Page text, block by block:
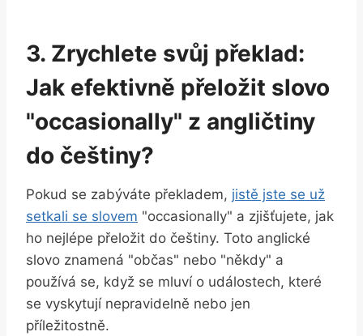
3. Zrychlete svůj překlad:
Jak efektivně přeložit slovo
"occasionally" z angličtiny
do češtiny?
Pokud se zabýváte překladem, jistě jste se už
setkali se slovem "occasionally" a zjišťujete, jak
ho nejlépe přeložit do češtiny. Toto anglické
slovo znamená "občas" nebo "někdy" a
používá se, když se mluví o událostech, které
se vyskytují nepravidelně nebo jen
příležitostně.